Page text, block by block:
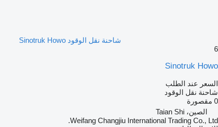
شاحنة نقل الوقود Sinotruk Howo
6
Sinotruk Howo
السعر عند الطلب
شاحنة نقل الوقود
0 مقصورة
الصين، Taian Shi
Weifang Changjiu International Trading Co., Ltd.